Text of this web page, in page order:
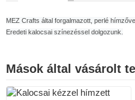
MEZ Crafts által forgalmazott, perlé
Eredeti kalocsai színezéssel dolgozunk.
Mások által vásárolt